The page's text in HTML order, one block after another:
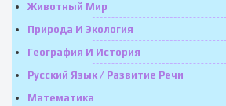
Животный Мир
Природа И Экология
География И История
Русский Язык / Развитие Речи
Математика